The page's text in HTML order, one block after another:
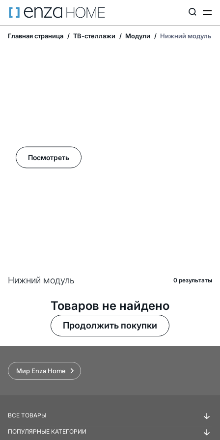
Главная страница ТВ-стеллажи Модули Нижний модуль
Посмотреть
Нижний модуль 0 pезультаты
Товаров не найдено
Продолжить покупки
Мир Enza Home
ВСЕ ТОВАРЫ
ПОПУЛЯРНЫЕ КАТЕГОРИИ